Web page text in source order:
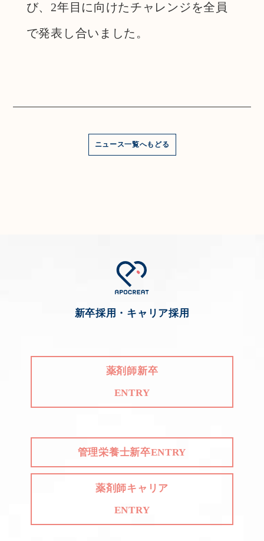
び、2年目に向けたチャレンジを全員
で発表し合いました。
ニュース一覧へもどる
新卒採用・キャリア採用
薬剤師新卒
ENTRY
管理栄養士新卒ENTRY
薬剤師キャリア
ENTRY